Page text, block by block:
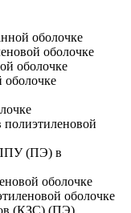
оболочке
оболочке
оболочке
ППУ (ПЭ) в
оболочке
оболочке
(КЗС) (ПЭ)